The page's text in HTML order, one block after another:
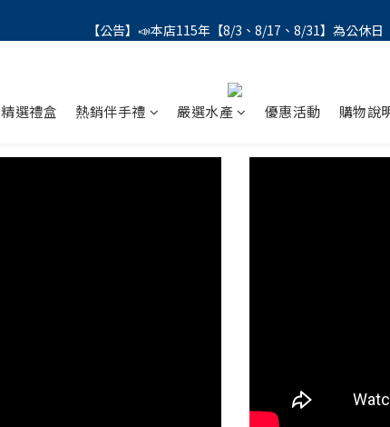
【公告】📣本店115年【8/3、8/17、8/31】為公休日
【公告】📣本店115年【8/3、8/17、8/31】為公休日
【公告】📣本店115年【8/3、8/17、8/31】為公休日
精選禮盒 熱銷伴手禮 嚴選水產 優惠活動 購物說